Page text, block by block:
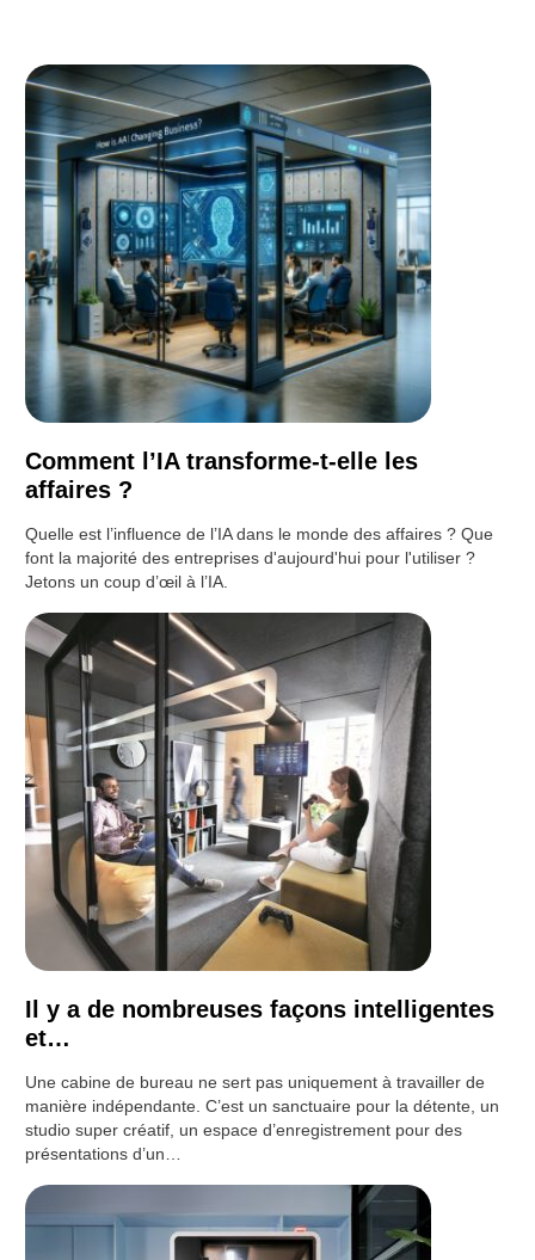
Comment l’IA transforme-t-elle les
affaires ?
Quelle est l’influence de l’IA dans le monde des affaires ? Que
font la majorité des entreprises d'aujourd'hui pour l'utiliser ?
Jetons un coup d’œil à l’IA.
Il y a de nombreuses façons intelligentes
et…
Une cabine de bureau ne sert pas uniquement à travailler de
manière indépendante. C’est un sanctuaire pour la détente, un
studio super créatif, un espace d’enregistrement pour des
présentations d’un…